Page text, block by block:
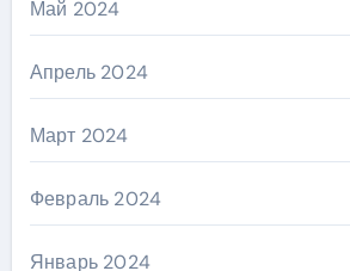
Май 2024
Апрель 2024
Март 2024
Февраль 2024
Январь 2024